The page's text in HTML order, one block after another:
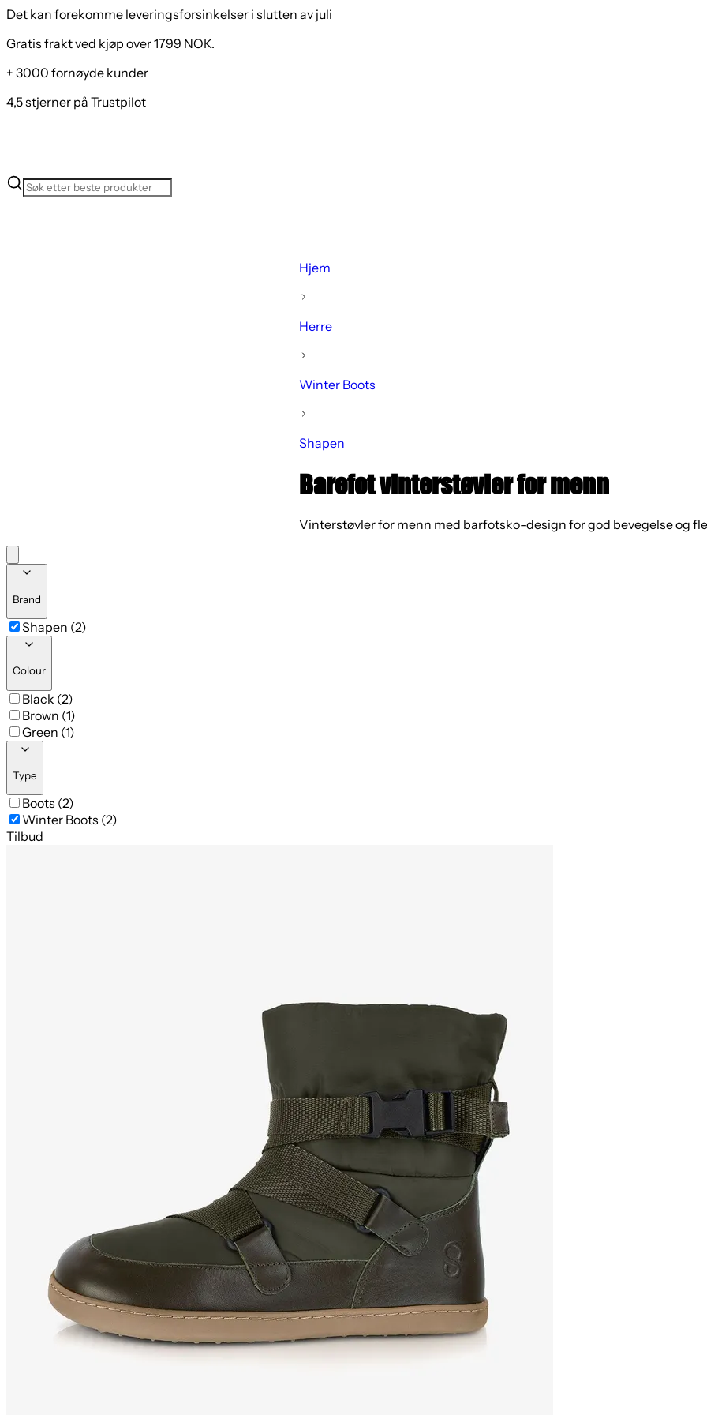
Det kan forekomme leveringsforsinkelser i slutten av juli
Gratis frakt ved kjøp over 1799 NOK.
+ 3000 fornøyde kunder
4,5 stjerner på Trustpilot
Hjem
Herre
Winter Boots
Shapen
Barefot vinterstøvler for menn
Vinterstøvler for menn med barfotsko-design for god bevegelse og
Brand
Shapen (2)
Colour
Black (2)
Brown (1)
Green (1)
Type
Boots (2)
Winter Boots (2)
Tilbud